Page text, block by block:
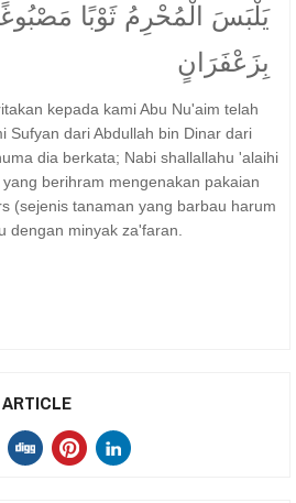
يَلْبَسَ الْمُحْرِمُ ثَوْبًا
بِزَعْفَرَانٍ
kepada kami Abu Nu'aim telah
Sufyan dari Abdullah bin Dinar dari
dia berkata; Nabi shallallahu 'alaihi
berihram mengenakan pakaian
(sejenis tanaman yang barbau harum
dengan minyak za'faran.